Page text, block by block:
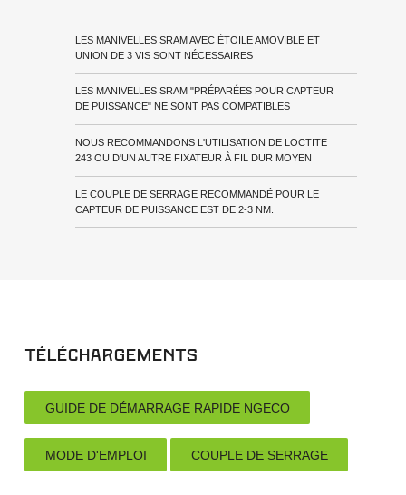
LES MANIVELLES SRAM AVEC ÉTOILE AMOVIBLE ET
UNION DE 3 VIS SONT NÉCESSAIRES
LES MANIVELLES SRAM "PRÉPARÉES POUR CAPTEUR
DE PUISSANCE" NE SONT PAS COMPATIBLES
NOUS RECOMMANDONS L'UTILISATION DE LOCTITE
243 OU D'UN AUTRE FIXATEUR À FIL DUR MOYEN
LE COUPLE DE SERRAGE RECOMMANDÉ POUR LE
CAPTEUR DE PUISSANCE EST DE 2-3 NM.
Téléchargements
GUIDE DE DÉMARRAGE RAPIDE NGECO
MODE D'EMPLOI COUPLE DE SERRAGE